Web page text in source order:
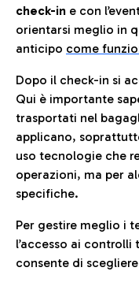
check-in e con
orientarsi meglio in
anticipo come
Dopo il check-in si
Qui è importante
trasportati nel
applicano,
uso tecnologie che
operazioni, ma per
specifiche.
Per gestire meglio i
l’accesso ai controlli
consente di